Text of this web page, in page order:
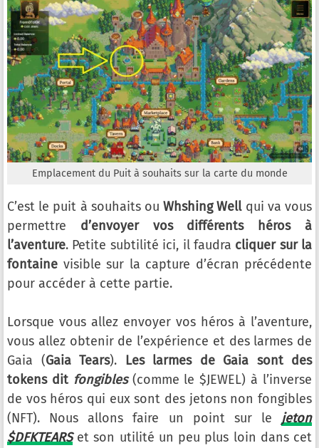
Emplacement du Puit à souhaits sur la carte du monde
C’est le puit à souhaits ouWhshing Wellqui va vous
permettre d’envoyer vos différents héros à
l’aventure. Petite subtilité ici, il faudra cliquer sur la
fontaine visible sur la capture d’écran précédente
pour accéder à cette partie.
Lorsque vous allez envoyer vos héros à l’aventure,
vous allez obtenir de l’expérience et des larmes de
Gaia (Gaia Tears).
Les larmes de Gaia sont des
tokens dit fongibles (comme le $JEWEL) à l’inverse
de vos héros qui eux sont des jetons non fongibles
(NFT). Nous allons faire un point sur le jeton
$DFKTEARSet son utilité un peu plus loin dans cet